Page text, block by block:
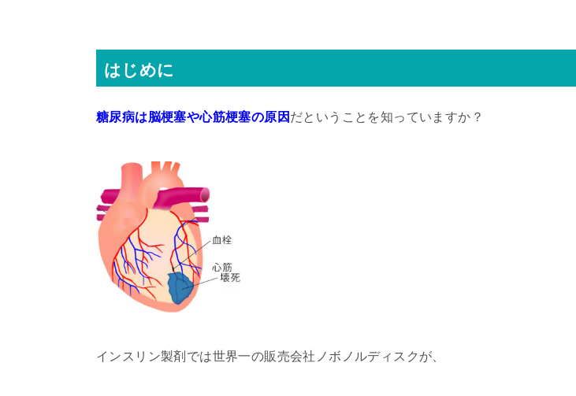
はじめに
糖尿病は脳梗塞や心筋梗塞の原因 だということを知っていますか？
インスリン製剤では世界一の販売会社ノボノルディスクが、